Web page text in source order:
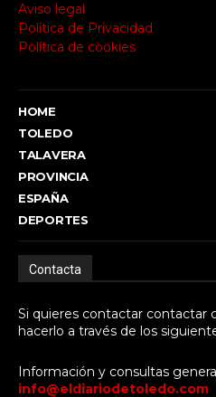
Aviso legal
Política de Privacidad
Política de cookies
HOME
TOLEDO
TALAVERA
PROVINCIA
ESPAÑA
DEPORTES
Contacta
Si quieres contactar contactar
hacerlo a través de los
Información y consultas
info@eldiariodetoledo.com